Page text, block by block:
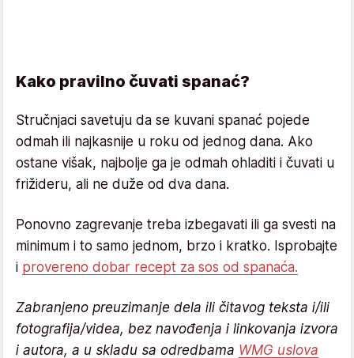
Kako pravilno čuvati spanać?
Stručnjaci savetuju da se kuvani spanać pojede
odmah ili najkasnije u roku od jednog dana. Ako
ostane višak, najbolje ga je odmah ohladiti i čuvati u
frižideru, ali ne duže od dva dana.
Ponovno zagrevanje treba izbegavati ili ga svesti na
minimum i to samo jednom, brzo i kratko. Isprobajte
i provereno dobar recept za sos od spanaća.
Zabranjeno preuzimanje dela ili čitavog teksta i/ili
fotografija/videa, bez navođenja i linkovanja izvora
i autora, a u skladu sa odredbama WMG uslova